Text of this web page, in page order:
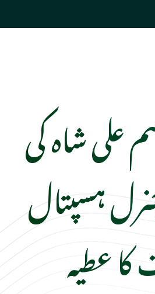
شاہ کی
ہسپتال
عطیہ